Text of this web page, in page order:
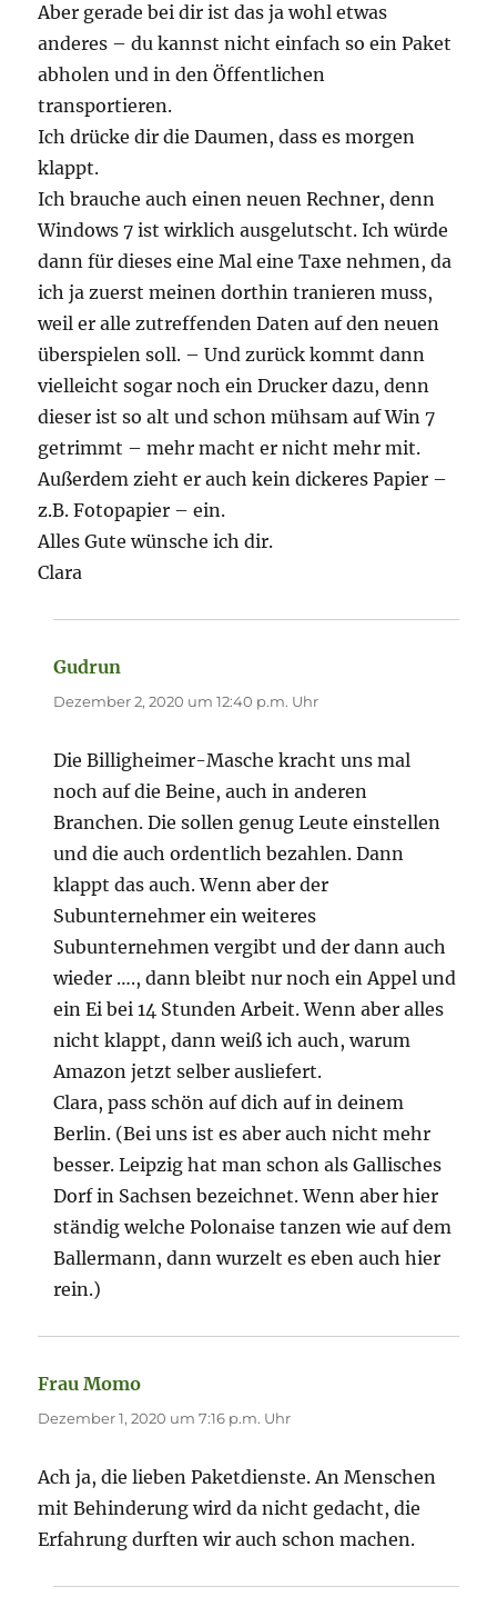
Aber gerade bei dir ist das ja wohl etwas
anderes – du kannst nicht einfach so ein Paket
abholen und in den Öffentlichen
transportieren.
Ich drücke dir die Daumen, dass es morgen
klappt.
Ich brauche auch einen neuen Rechner, denn
Windows 7 ist wirklich ausgelutscht. Ich würde
dann für dieses eine Mal eine Taxe nehmen, da
ich ja zuerst meinen dorthin tranieren muss,
weil er alle zutreffenden Daten auf den neuen
überspielen soll. – Und zurück kommt dann
vielleicht sogar noch ein Drucker dazu, denn
dieser ist so alt und schon mühsam auf Win 7
getrimmt – mehr macht er nicht mehr mit.
Außerdem zieht er auch kein dickeres Papier –
z.B. Fotopapier – ein.
Alles Gute wünsche ich dir.
Clara
Gudrun
Dezember 2, 2020 um 12:40 p.m. Uhr
Die Billigheimer-Masche kracht uns mal
noch auf die Beine, auch in anderen
Branchen. Die sollen genug Leute einstellen
und die auch ordentlich bezahlen. Dann
klappt das auch. Wenn aber der
Subunternehmer ein weiteres
Subunternehmen vergibt und der dann auch
wieder …., dann bleibt nur noch ein Appel und
ein Ei bei 14 Stunden Arbeit. Wenn aber alles
nicht klappt, dann weiß ich auch, warum
Amazon jetzt selber ausliefert.
Clara, pass schön auf dich auf in deinem
Berlin. (Bei uns ist es aber auch nicht mehr
besser. Leipzig hat man schon als Gallisches
Dorf in Sachsen bezeichnet. Wenn aber hier
ständig welche Polonaise tanzen wie auf dem
Ballermann, dann wurzelt es eben auch hier
rein.)
Frau Momo
Dezember 1, 2020 um 7:16 p.m. Uhr
Ach ja, die lieben Paketdienste. An Menschen
mit Behinderung wird da nicht gedacht, die
Erfahrung durften wir auch schon machen.